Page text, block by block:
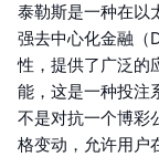
泰勒斯是一种在以
强去中心化金融（
性，提供了广泛的
能，这是一种投注
不是对抗一个博彩
格变动，允许用户